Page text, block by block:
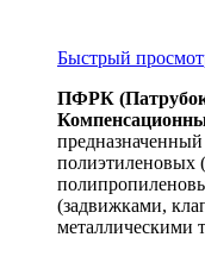
Быстрый
ПФРК
(задвижками,
металлическими